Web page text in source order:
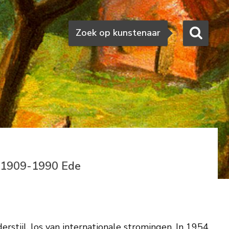
Zoeken
Zoek op kunstenaar
1990 Ede